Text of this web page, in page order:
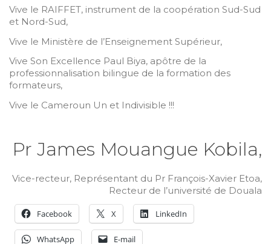
Vive le RAIFFET, instrument de la coopération Sud-Sud
et Nord-Sud,
Vive le Ministère de l’Enseignement Supérieur,
Vive Son Excellence Paul Biya, apôtre de la
professionnalisation bilingue de la formation des
formateurs,
Vive le Cameroun Un et Indivisible !!!
Pr James Mouangue Kobila,
Vice-recteur, Représentant du Pr François-Xavier Etoa,
Recteur de l’université de Douala
Facebook X LinkedIn
WhatsApp E-mail